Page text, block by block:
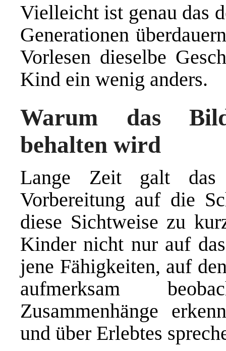
Vielleicht ist genau das
Generationen
Vorlesen dieselbe
Kind ein wenig anders.
Warum das
behalten wird
Lange Zeit galt
Vorbereitung auf die
diese Sichtweise zu
Kinder nicht nur auf
jene Fähigkeiten, auf
aufmerksam
Zusammenhänge
und über Erlebtes